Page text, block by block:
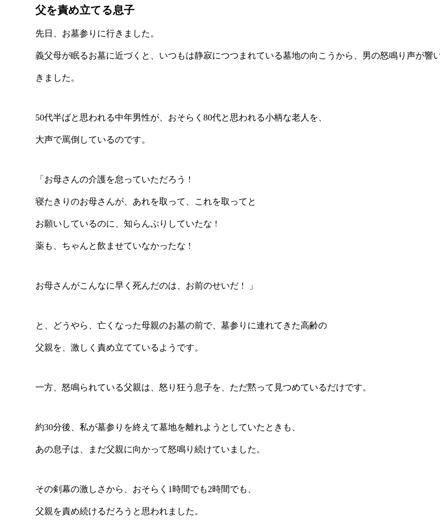
父を責め立てる息子
先日、お墓参りに行きました。
義父母が眠るお墓に近づくと、いつもは静寂につつまれている墓地の向こうから、男の怒鳴り声が響
きました。
50代半ばと思われる中年男性が、おそらく80代と思われる小柄な老人を、
大声で罵倒しているのです。
「お母さんの介護を怠っていただろう !
寝たきりのお母さんが、あれを取って、これを取ってと
お願いしているのに、知らんぷりしていたな !
薬も、ちゃんと飲ませていなかったな !
お母さんがこんなに早く死んだのは、お前のせいだ ! 」
と、どうやら、亡くなった母親のお墓の前で、墓参りに連れてきた高齢の
父親を、激しく責め立てているようです。
一方、怒鳴られている父親は、怒り狂う息子を、ただ黙って見つめているだけです。
約30分後、私が墓参りを終えて墓地を離れようとしていたときも、
あの息子は、まだ父親に向かって怒鳴り続けていました。
その剣幕の激しさから、おそらく1時間でも2時間でも、
父親を責め続けるだろうと思われました。